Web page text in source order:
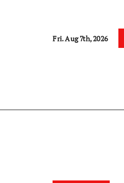
Fri. Aug 7th, 2026